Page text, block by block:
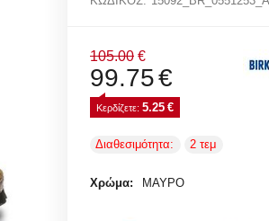
105.00 €
99.75€
Κερδίζετε: 5.25 €
Διαθεσιμότητα: 2 τεμ
Χρώμα: ΜΑΥΡΟ